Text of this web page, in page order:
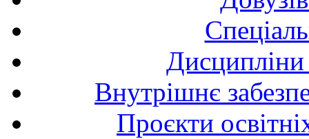
Внутрішнє
Проєкти